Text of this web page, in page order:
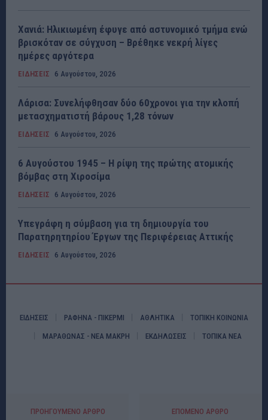
Χανιά: Ηλικιωμένη έφυγε από αστυνομικό τμήμα ενώ
βρισκόταν σε σύγχυση – Βρέθηκε νεκρή λίγες
ημέρες αργότερα
ΕΙΔΗΣΕΙΣ 6 Αυγούστου, 2026
Λάρισα: Συνελήφθησαν δύο 60χρονοι για την κλοπή
μετασχηματιστή βάρους 1,28 τόνων
ΕΙΔΗΣΕΙΣ 6 Αυγούστου, 2026
6 Αυγούστου 1945 – Η ρίψη της πρώτης ατομικής
βόμβας στη Χιροσίμα
ΕΙΔΗΣΕΙΣ 6 Αυγούστου, 2026
Υπεγράφη η σύμβαση για τη δημιουργία του
Παρατηρητηρίου Έργων της Περιφέρειας Αττικής
ΕΙΔΗΣΕΙΣ 6 Αυγούστου, 2026
ΕΙΔΗΣΕΙΣ ΡΑΦΗΝΑ - ΠΙΚΕΡΜΙ ΑΘΛΗΤΙΚΑ ΤΟΠΙΚΗ ΚΟΙΝΩΝΙΑ
ΜΑΡΑΘΩΝΑΣ - ΝΕΑ ΜΑΚΡΗ ΕΚΔΗΛΩΣΕΙΣ ΤΟΠΙΚΑ ΝΕΑ
ΠΡΟΗΓΟΎΜΕΝΟ ΆΡΘΡΟ ΕΠΌΜΕΝΟ ΆΡΘΡΟ